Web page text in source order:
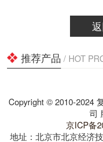
推荐产品 / HOT
Copyright © 2010-2024
司
京ICP备
地址：北京市北京经济